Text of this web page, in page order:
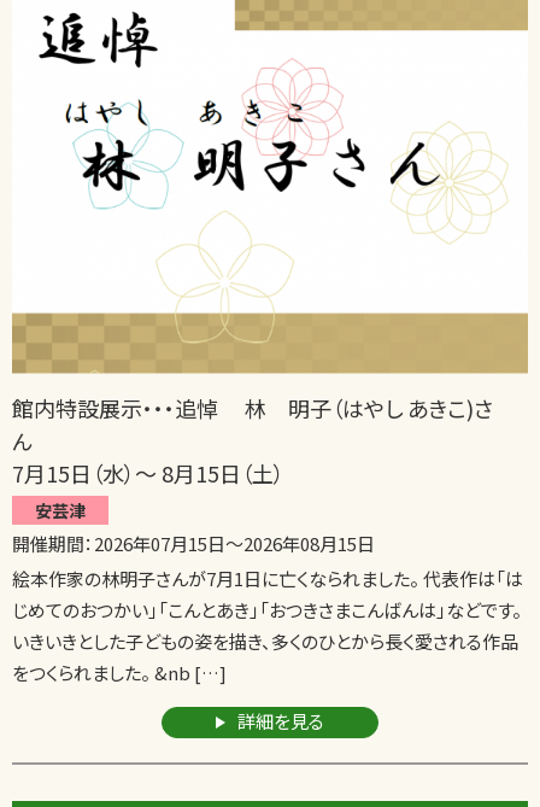
館内特設展示・・・追悼 林 明子（はやし あきこ)さ
ん
7月15日（水）～ 8月15日（土）
安芸津
開催期間： 2026年07月15日～2026年08月15日
絵本作家の林明子さんが7月1日に亡くなられました。 代表作は「は
じめてのおつかい」「こんとあき」「おつきさまこんばんは」などです。
いきいきとした子どもの姿を描き、多くのひとから長く愛される作品
をつくられました。 &nb […]
詳細を見る